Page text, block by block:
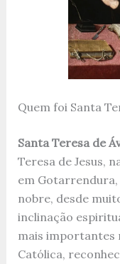
Quem foi Santa
Santa Teresa de
Teresa de Jesus,
em Gotarrendura,
nobre, desde
inclinação
mais importantes
Católica,